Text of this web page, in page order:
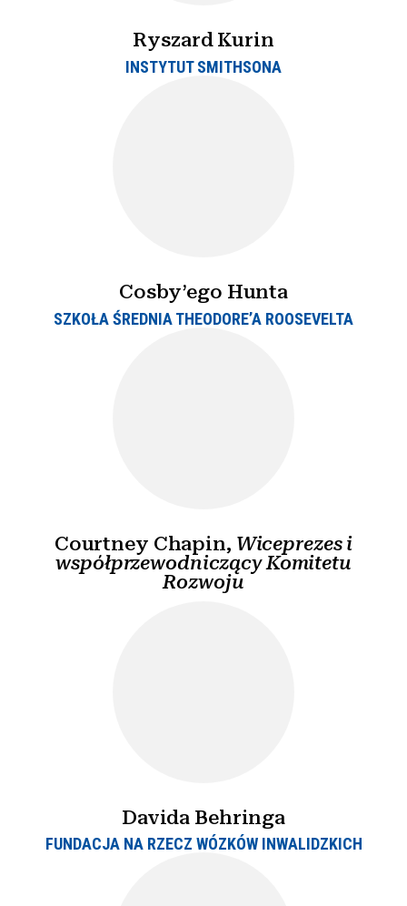
Ryszard Kurin
INSTYTUT SMITHSONA
Cosby’ego Hunta
SZKOŁA ŚREDNIA THEODORE’A ROOSEVELTA
Courtney Chapin, Wiceprezes i
współprzewodniczący Komitetu
Rozwoju
Davida Behringa
FUNDACJA NA RZECZ WÓZKÓW INWALIDZKICH